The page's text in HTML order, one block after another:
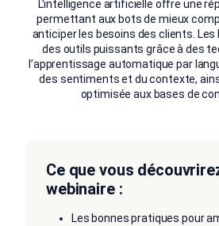
L’intelligence artificielle offre une
permettant aux bots de mieux
anticiper les besoins des clients.
des outils puissants grâce à des
l’apprentissage automatique par
des sentiments et du contexte,
optimisée aux bases de
Ce que vous
webinaire :
Les bonnes pratiques pour